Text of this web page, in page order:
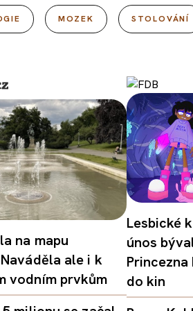
MOZEK STOLOVÁNÍ
na mapu
ale i k
vodním prvkům
Lesbické
únos
do kin